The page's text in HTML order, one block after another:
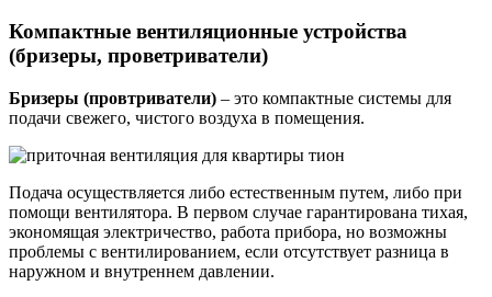
Компактные вентиляционные устройства
(бризеры, проветриватели)
Бризеры (провтриватели) – это компактные системы для
подачи свежего, чистого воздуха в помещения.
Подача осуществляется либо естественным путем, либо при
помощи вентилятора. В первом случае гарантирована тихая,
экономящая электричество, работа прибора, но возможны
проблемы с вентилированием, если отсутствует разница в
наружном и внутреннем давлении.